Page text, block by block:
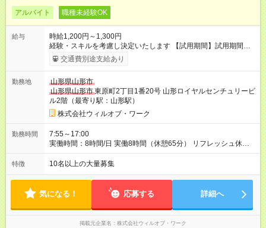
アルバイト 職種未経験OK
給与
時給1,200円～1,300円
経験・スキルを考慮し決定いたします 【試用期間】試用期間あ
り 試用期間の長さ：1ヶ月 雇用形態、給与は本採用時と同じで
す。
交通費別途支給あり
勤務地
山形県山形市
山形県山形市東原町2丁目1番20号 山形ロイヤルセンチュリービ
ル2階（最寄り駅：山形駅）
株式会社ウィルオブ・ワーク
勤務時間
7:55～17:00
実働時間：8時間/日 実働8時間（休憩65分） リフレッシュ休憩
あり（有給） 残業月5～10時間未満
特徴 10名以上の大量募集
気になる！ 応募する 詳細へ
掲載元企業名 株式会社ウィルオブ・ワーク